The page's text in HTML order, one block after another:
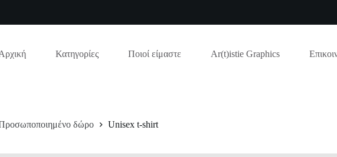
Κατηγορίες Ποιοί είμαστε Ar(t)istie Graphics
δώρο Unisex t-shirt